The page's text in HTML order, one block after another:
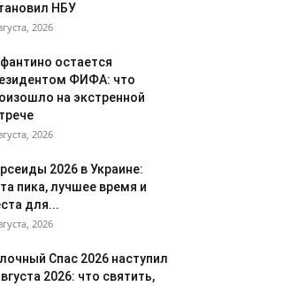
НБУ
2026
остается
ФИФА: что
на экстренной
2026
2026 в Украине:
пика, лучшее время и
для...
2026
Спас 2026 наступил
2026: что святить,